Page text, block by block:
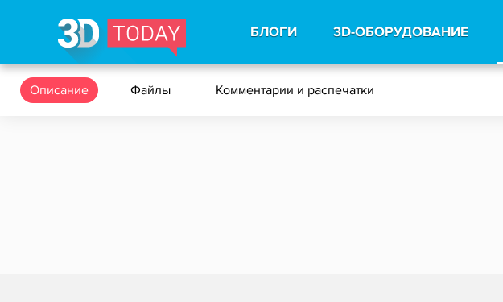
БЛОГИ 3D-ОБОРУДОВАНИЕ
Описание Файлы Комментарии и распечатки